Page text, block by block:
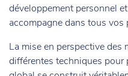
développement personnel
accompagne dans tous vos
La mise en perspective des
différentes techniques pour